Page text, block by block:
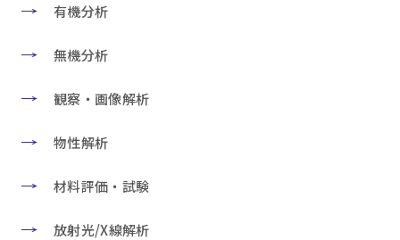
有機分析
無機分析
観察・画像解析
物性解析
材料評価・試験
放射光/X線解析